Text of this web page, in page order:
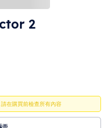
2
在購買前檢查所有內容